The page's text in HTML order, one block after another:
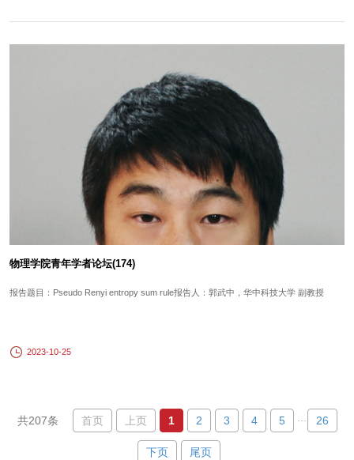
物理学院青年学者论坛(174)
报告题目：Pseudo Renyi entropy sum rule报告人：郭武中，华中科技大学 副教授
2023-10-25
共207条 首页 上页 1 2 3 4 5 26
下页 尾页